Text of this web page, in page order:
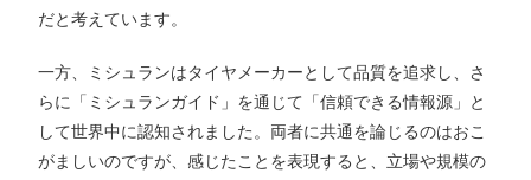
だと考えています。
一方、ミシュランはタイヤメーカーとして品質を追求し、さ
らに「ミシュランガイド」を通じて「信頼できる情報源」と
して世界中に認知されました。両者に共通を論じるのはおこ
がましいのですが、感じたことを表現すると、立場や規模の